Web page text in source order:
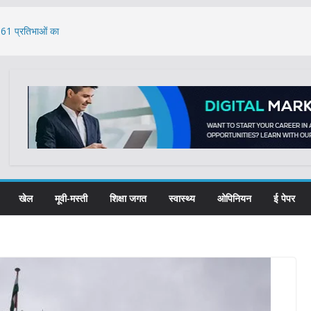
61 प्रतिभाओं का
का मुद्दा: केंद्र ने
खेल मूवी-मस्ती शिक्षा जगत स्वास्थ्य ओपिनियन ई पेपर